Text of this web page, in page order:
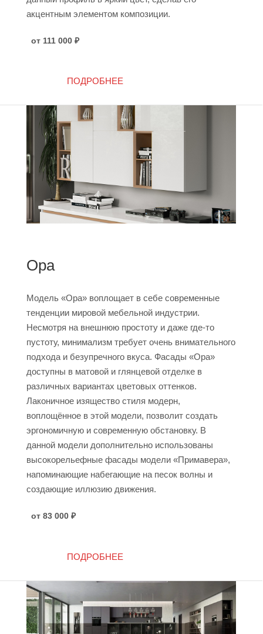
акцентным элементом композиции.
от 111 000₽
ПОДРОБНЕЕ
Ора
Модель «Ора» воплощает в себе современные
тенденции мировой мебельной индустрии.
Несмотря на внешнюю простоту и даже где-то
пустоту, минимализм требует очень внимательного
подхода и безупречного вкуса. Фасады «Ора»
доступны в матовой и глянцевой отделке в
различных вариантах цветовых оттенков.
Лаконичное изящество стиля модерн,
воплощённое в этой модели, позволит создать
эргономичную и современную обстановку. В
данной модели дополнительно использованы
высокорельефные фасады модели «Примавера»,
напоминающие набегающие на песок волны и
создающие иллюзию движения.
от 83 000₽
ПОДРОБНЕЕ